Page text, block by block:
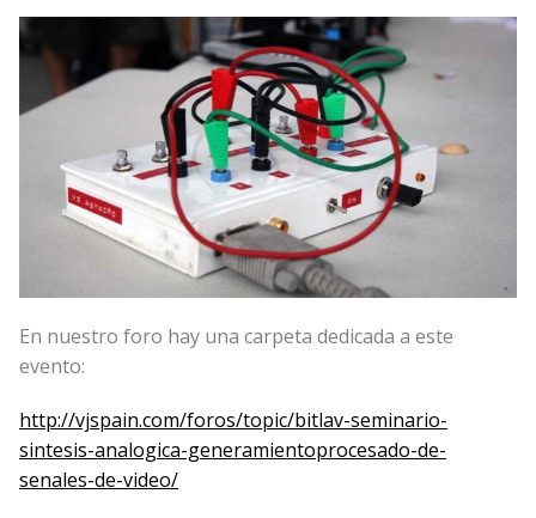
En nuestro foro hay una carpeta dedicada a este
evento:
http://vjspain.com/foros/topic/bitlav-seminario-
sintesis-analogica-generamientoprocesado-de-
senales-de-video/